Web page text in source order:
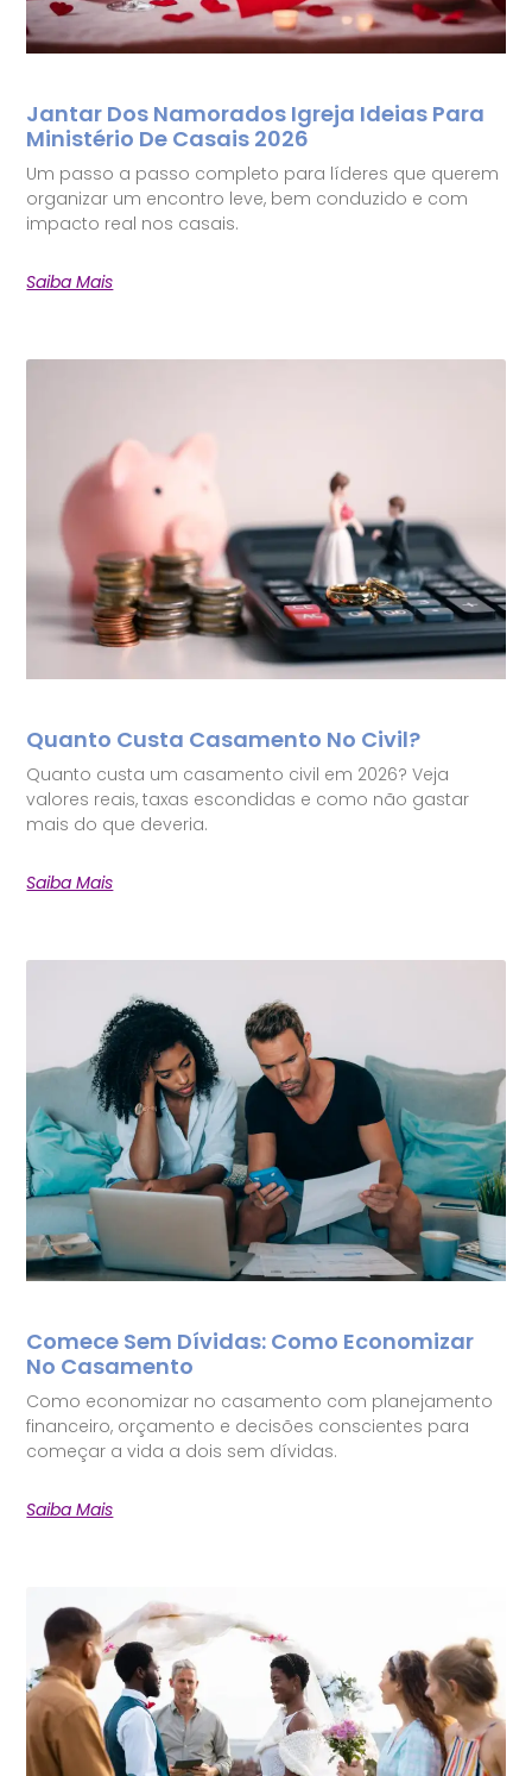
Jantar Dos Namorados Igreja Ideias Para
Ministério De Casais 2026
Um passo a passo completo para líderes que querem
organizar um encontro leve, bem conduzido e com
impacto real nos casais.
Saiba Mais
Quanto Custa Casamento No Civil?
Quanto custa um casamento civil em 2026? Veja
valores reais, taxas escondidas e como não gastar
mais do que deveria.
Saiba Mais
Comece Sem Dívidas: Como Economizar
No Casamento
Como economizar no casamento com planejamento
financeiro, orçamento e decisões conscientes para
começar a vida a dois sem dívidas.
Saiba Mais